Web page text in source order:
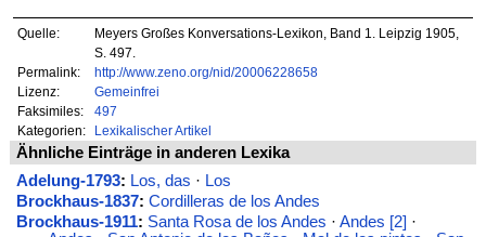
Quelle:
Meyers Großes Konversations-Lexikon, Band 1. Leipzig 1905,
S. 497.
Permalink:
http://www.zeno.org/nid/20006228658
Lizenz:
Gemeinfrei
Faksimiles:
497
Kategorien:
Lexikalischer Artikel
Ähnliche Einträge in anderen Lexika
Adelung-1793: Los, das · Los
Brockhaus-1837: Cordilleras de los Andes
Brockhaus-1911: Santa Rosa de los Andes · Andes [2] ·